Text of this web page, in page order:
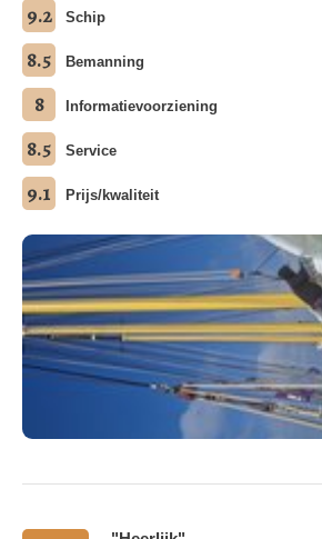
9.2 Schip
8.5 Bemanning
8 Informatievoorziening
8.5 Service
9.1 Prijs/kwaliteit